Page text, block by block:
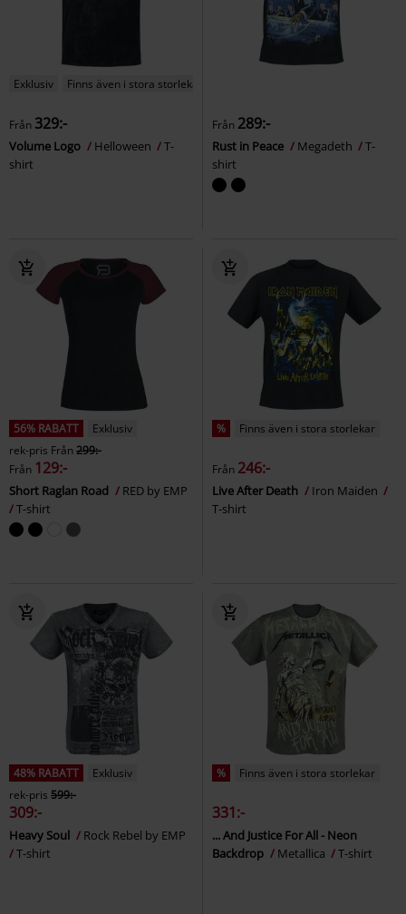
Exklusiv Finns även i stora storlekar
Från 329:-
Volume Logo Helloween
T-
shirt
Från 289:-
Rust in Peace Megadeth
T-
shirt
56% RABATT
Exklusiv
rek-pris Från299:-
Från 129:-
Short Raglan Road
RED by EMP
T-shirt
% Finns även i stora storlekar
Från 246:-
Live After Death
Iron Maiden
T-shirt
48% RABATT
Exklusiv
rek-pris 599:-
309:-
Heavy Soul
Rock Rebel by EMP
T-shirt
% Finns även i stora storlekar
331:-
... And Justice For All - Neon
Backdrop
Metallica T-shirt